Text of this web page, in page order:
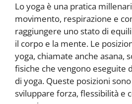
Lo yoga è una pratica
movimento, respirazione e
raggiungere uno stato di
il corpo e la mente. Le
yoga, chiamate anche asana,
fisiche che vengono eseguite
di yoga. Queste posizioni
sviluppare forza, flessibilità e